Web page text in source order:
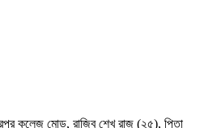
কলেজ মোড়, রাজিব শেখ রাজু (২৫), পিতা